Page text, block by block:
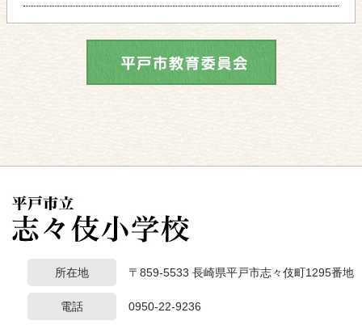
所在地 〒859-5533 長崎県平戸市志々伎町1295番地
電話 0950-22-9236